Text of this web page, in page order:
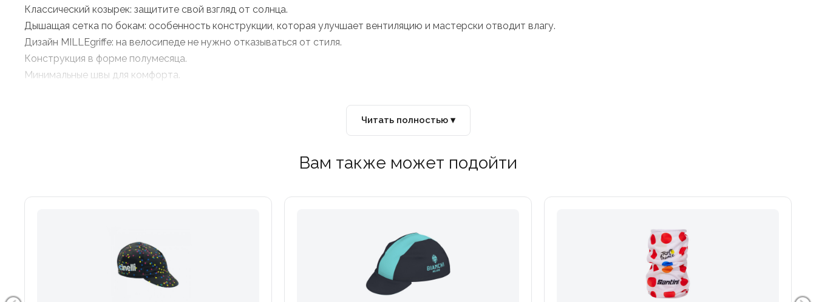
Классический козырек: защитите свой взгляд от солнца.
Дышащая сетка по бокам: особенность конструкции, которая улучшает вентиляцию и мастерски отводит влагу.
Дизайн MILLEgriffe: на велосипеде не нужно отказываться от стиля.
Конструкция в форме полумесяца.
Минимальные швы для комфорта.
Читать полностью ▾
Вам также может подойти